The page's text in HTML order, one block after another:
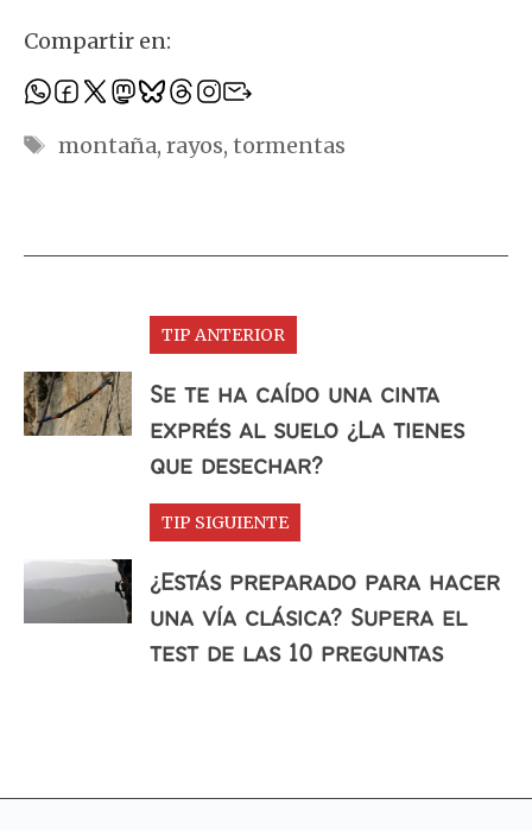
Compartir en:
Etiquetas
montaña, rayos, tormentas
TIP ANTERIOR
Se te ha caído una cinta
exprés al suelo ¿La tienes
que desechar?
TIP SIGUIENTE
¿Estás preparado para hacer
una vía clásica? Supera el
test de las 10 preguntas